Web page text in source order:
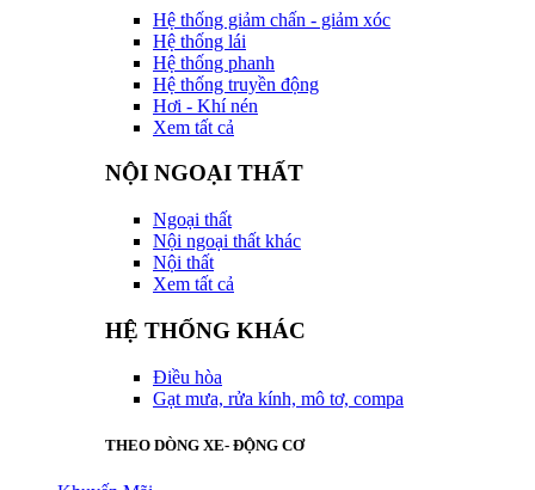
Hệ thống giảm chấn - giảm xóc
Hệ thống lái
Hệ thống phanh
Hệ thống truyền động
Hơi - Khí nén
Xem tất cả
NỘI NGOẠI THẤT
Ngoại thất
Nội ngoại thất khác
Nội thất
Xem tất cả
HỆ THỐNG KHÁC
Điều hòa
Gạt mưa, rửa kính, mô tơ, compa
THEO DÒNG XE- ĐỘNG CƠ